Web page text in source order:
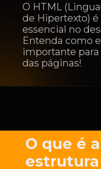
O HTML
de Hipertexto)
essencial no
Entenda como
importante
das páginas!
O que é a
estrutura